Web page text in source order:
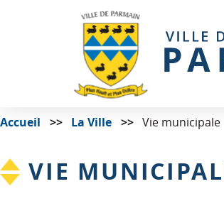
Accueil La Ville Vie municipale
VIE